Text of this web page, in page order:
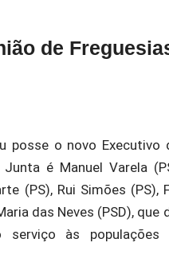
de
o novo Executivo
é Manuel Varela
(PS), Rui Simões (PS),
das Neves (PSD),
às